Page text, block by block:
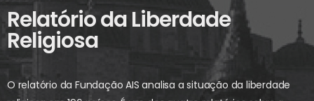
Relatório da Liberdade
Religiosa
O relatório da Fundação AIS analisa a situação da liberdade